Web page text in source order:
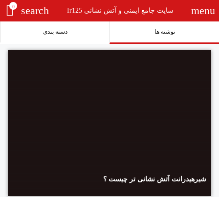
menu سایت جامع ایمنی و آتش نشانی Ir125 search
0
نوشته ها دسته بندی
شیرهیدرانت آتش نشانی تر چیست ؟